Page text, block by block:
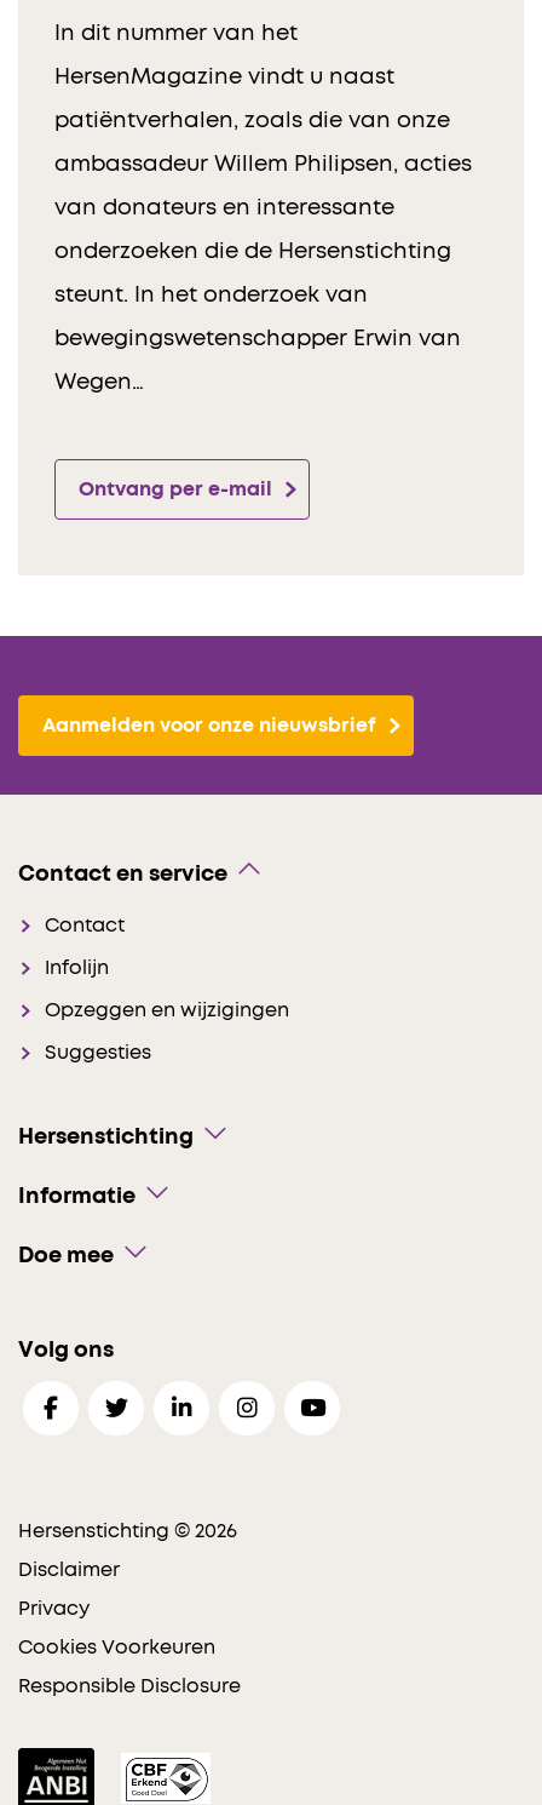
In dit nummer van het
HersenMagazine vindt u naast
patiëntverhalen, zoals die van onze
ambassadeur Willem Philipsen, acties
van donateurs en interessante
onderzoeken die de Hersenstichting
steunt. In het onderzoek van
bewegingswetenschapper Erwin van
Wegen…
Ontvang per e-mail
Aanmelden voor onze nieuwsbrief
Contact en service
Contact
Infolijn
Opzeggen en wijzigingen
Suggesties
Hersenstichting
Informatie
Doe mee
Volg ons
Hersenstichting © 2026
Disclaimer
Privacy
Cookies Voorkeuren
Responsible Disclosure